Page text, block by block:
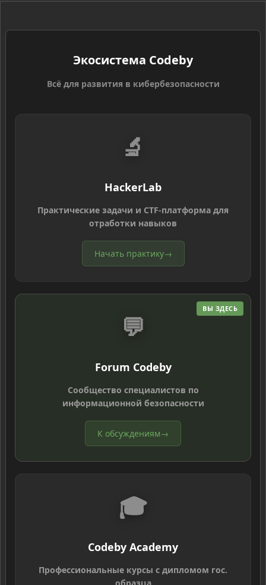
Экосистема Codeby
Всё для развития в кибербезопасности
🔬
HackerLab
Практические задачи и CTF-платформа для
отработки навыков
Начать практику→
ВЫ ЗДЕСЬ
💬
Forum Codeby
Сообщество специалистов по
информационной безопасности
К обсуждениям→
🎓
Codeby Academy
Профессиональные курсы с дипломом гос.